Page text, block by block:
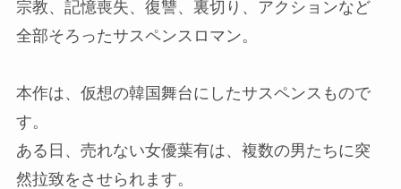
宗教、記憶喪失、復讐、裏切り、アクションなど
全部そろったサスペンスロマン。
本作は、仮想の韓国舞台にしたサスペンスもので
す。
ある日、売れない女優葉有は、複数の男たちに突
然拉致をさせられます。